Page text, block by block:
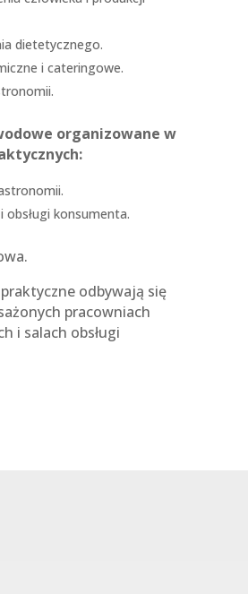
dietetycznego.
i cateringowe.
organizowane w
obsługi konsumenta.
odbywają się
pracowniach
i salach obsługi